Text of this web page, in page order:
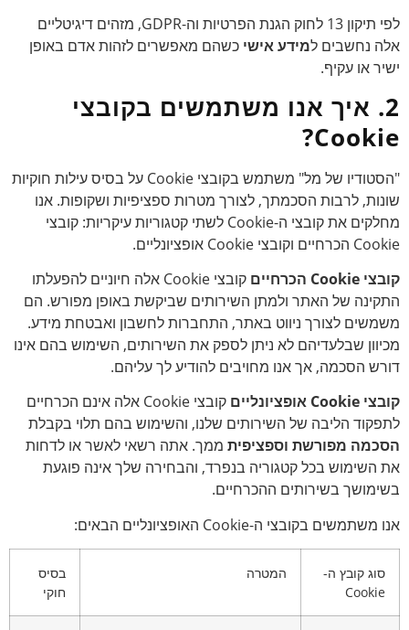
לפי תיקון 13 לחוק הגנת הפרטיות וה-GDPR, מזהים דיגיטליים
אלה נחשבים למידע אישי כשהם מאפשרים לזהות אדם באופן
ישיר או עקיף.
2. איך אנו משתמשים בקובצי
Cookie?
"הסטודיו של מל" משתמש בקובצי Cookie על בסיס עילות חוקיות
שונות, לרבות הסכמתך, לצורך מטרות ספציפיות ושקופות. אנו
מחלקים את קובצי ה-Cookie לשתי קטגוריות עיקריות: קובצי
Cookie הכרחיים וקובצי Cookie אופציונליים.
קובצי Cookie הכרחיים
קובצי Cookie אלה חיוניים להפעלתו
התקינה של האתר ולמתן השירותים שביקשת באופן מפורש. הם
משמשים לצורך ניווט באתר, התחברות לחשבון ואבטחת מידע.
מכיוון שבלעדיהם לא ניתן לספק את השירותים, השימוש בהם אינו
דורש הסכמה, אך אנו מחויבים להודיע לך עליהם.
קובצי Cookie אופציונליים
קובצי Cookie אלה אינם הכרחיים
לתפקוד הליבה של השירותים שלנו, והשימוש בהם תלוי בקבלת
הסכמה מפורשת וספציפית ממך. אתה רשאי לאשר או לדחות
את השימוש בכל קטגוריה בנפרד, והבחירה שלך אינה פוגעת
בשימושך בשירותים ההכרחיים.
אנו משתמשים בקובצי ה-Cookie האופציונליים הבאים:
סוג קובץ ה-
Cookie
המטרה
בסיס
חוקי